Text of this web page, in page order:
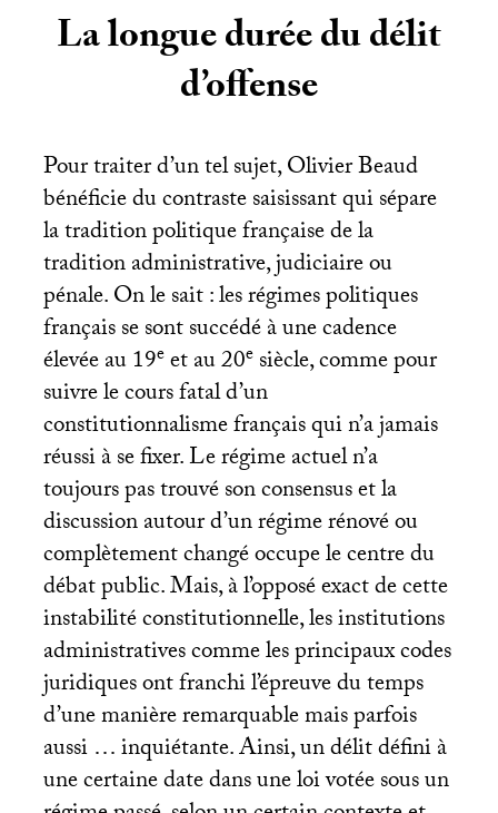
La longue durée du délit
d’offense
Pour traiter d’un tel sujet, Olivier Beaud
bénéficie du contraste saisissant qui sépare
la tradition politique française de la
tradition administrative, judiciaire ou
pénale. On le sait : les régimes politiques
français se sont succédé à une cadence
élevée au 19eet au 20esiècle, comme pour
suivre le cours fatal d’un
constitutionnalisme français qui n’a jamais
réussi à se fixer. Le régime actuel n’a
toujours pas trouvé son consensus et la
discussion autour d’un régime rénové ou
complètement changé occupe le centre du
débat public. Mais, à l’opposé exact de cette
instabilité constitutionnelle, les institutions
administratives comme les principaux codes
juridiques ont franchi l’épreuve du temps
d’une manière remarquable mais parfois
aussi … inquiétante. Ainsi, un délit défini à
une certaine date dans une loi votée sous un